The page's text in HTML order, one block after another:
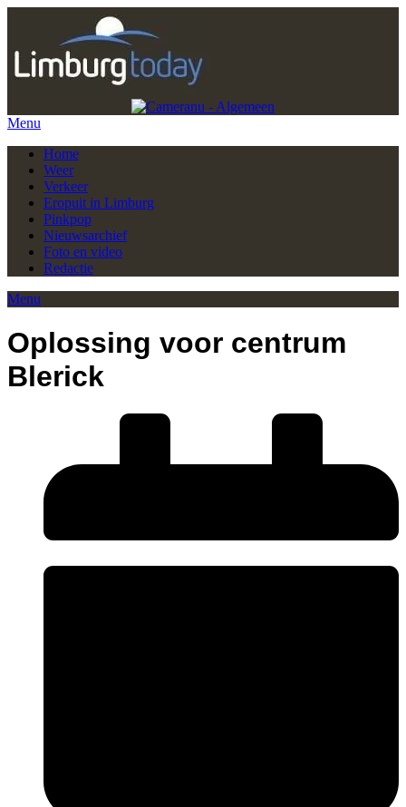
Menu
Home
Weer
Verkeer
Eropuit in Limburg
Pinkpop
Nieuwsarchief
Foto en video
Redactie
Menu
Oplossing voor centrum
Blerick